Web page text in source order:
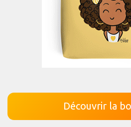
Découvrir la